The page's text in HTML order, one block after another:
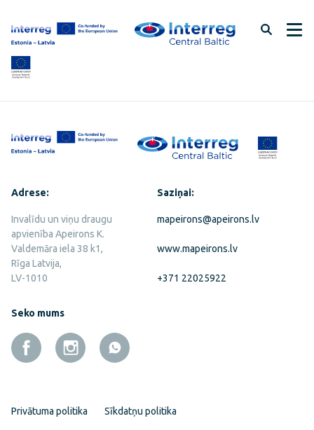
uz
lapas
saturu
Adrese:
Invalīdu un viņu draugu
apvienība Apeirons K.
Valdemāra iela 38 k1,
Rīga Latvija,
LV-1010
Saziņai:
mapeirons@apeirons.lv
www.mapeirons.lv
+371 22025922
Seko mums
Privātuma politika Sīkdatņu politika